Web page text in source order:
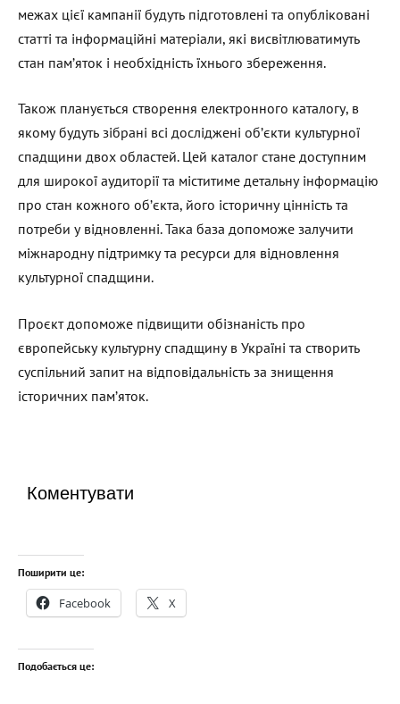
межах цієї кампанії будуть підготовлені та опубліковані
статті та інформаційні матеріали, які висвітлюватимуть
стан пам’яток і необхідність їхнього збереження.
Також планується створення електронного каталогу, в
якому будуть зібрані всі досліджені об’єкти культурної
спадщини двох областей. Цей каталог стане доступним
для широкої аудиторії та міститиме детальну інформацію
про стан кожного об’єкта, його історичну цінність та
потреби у відновленні. Така база допоможе залучити
міжнародну підтримку та ресурси для відновлення
культурної спадщини.
Проєкт допоможе підвищити обізнаність про
європейську культурну спадщину в Україні та створить
суспільний запит на відповідальність за знищення
історичних пам’яток.
Коментувати
Поширити це:
Facebook X
Подобається це: